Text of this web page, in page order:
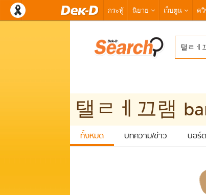
กระทู้ นิยาย เว็บตูน ค
ทั้งหมด บทความ/ข่าว บอร์